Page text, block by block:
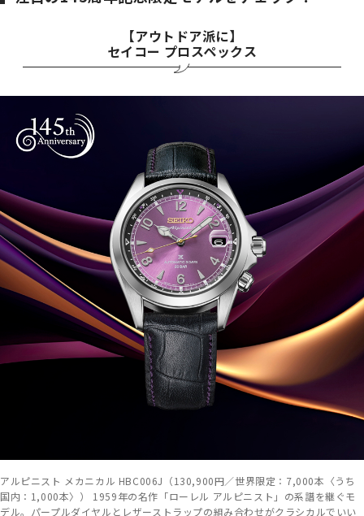
【アウトドア派に】
セイコー プロスペックス
アルピニスト メカニカル HBC006J（130,900円／世界限定：7,000本〈うち
国内：1,000本〉） 1959年の名作「ローレル アルピニスト」の系譜を継ぐモ
デル。パープルダイヤルとレザーストラップの組み合わせがクラシカルでいい